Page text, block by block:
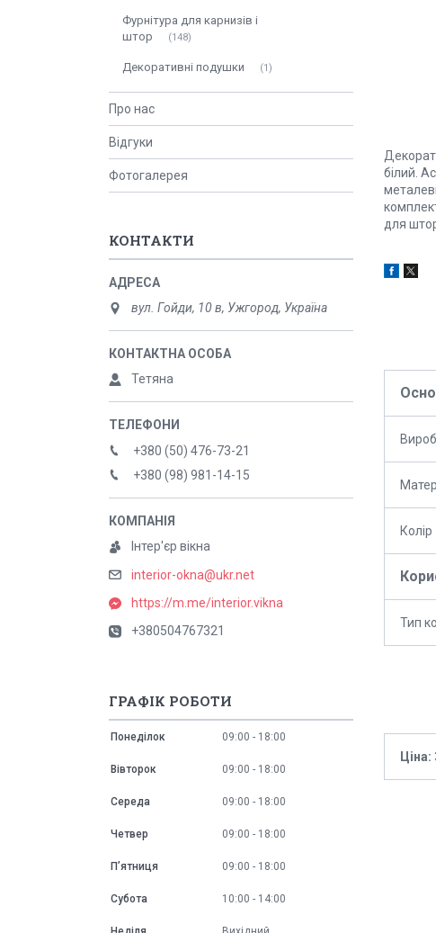
білий.
для
Колір
Тип
Ціна:
Фурнітура для карнизів і
штор
148
Декоративні подушки 1
Про нас
Відгуки
Фотогалерея
КОНТАКТИ
вул. Гойди, 10 в, Ужгород, Україна
Тетяна
+380 (50) 476-73-21
+380 (98) 981-14-15
Інтер'єр вікна
interior-okna@ukr.net
https://m.me/interior.vikna
+380504767321
ГРАФІК РОБОТИ
Понеділок 09:00 18:00
Вівторок 09:00 18:00
Середа 09:00 18:00
Четвер 09:00 18:00
Пʼятниця 09:00 18:00
Субота 10:00 14:00